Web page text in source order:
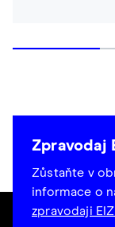
Zpravodaj
Zůstaňte v
informace o
zpravodaji